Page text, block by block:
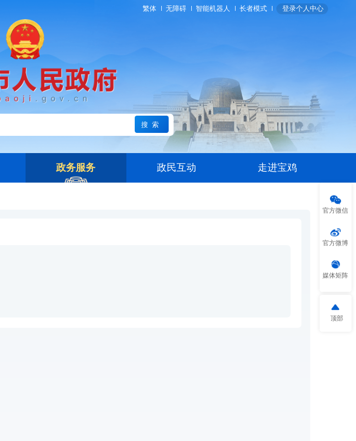
繁体 无障碍 智能机器人 长者模式 登录个人中心
搜索
政务服务 政民互动 走进宝鸡
官方微信
官方微博
媒体矩阵
顶部